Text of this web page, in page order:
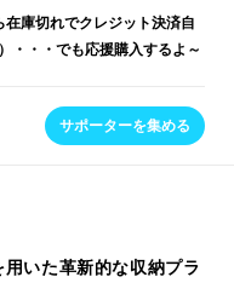
庫切れでクレジット決済自
・・・でも応援購入するよ～
サポーターを集める
いた革新的な収納プラ